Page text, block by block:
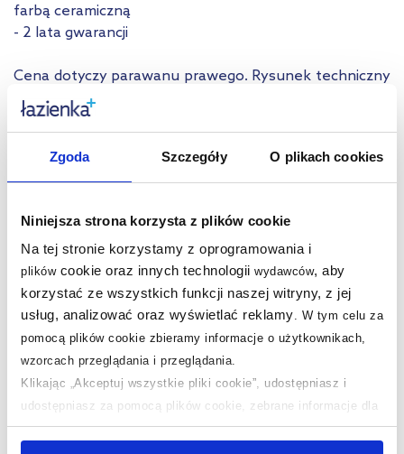
Zgoda Szczegóły O plikach cookies
Niniejsza strona korzysta z plików cookie
Na tej stronie korzystamy z oprogramowania i
plikówcookie oraz innych technologii wydawców, aby
korzystać ze wszystkich funkcji naszej witryny, z jej
usług, analizować oraz wyświetlać reklamy. W tym celu za
pomocą plików cookie zbieramy informacje o użytkownikach,
wzorcach przeglądania i przeglądania.
Klikając „Akceptuj wszystkie pliki cookie”, udostępniasz i
udostępniasz za pomocą plików cookie, zebrane informacje dla
użytkowników zewnętrznych, a także nasi partnerzy reklamowi.
farbą ceramiczną
- 2 lata gwarancji
Cena dotyczy parawanu prawego. Rysunek techniczny
przedstawia parawan lewy.
Dane techniczne
Superia Black
Rodzaj dwuczęściowy
Powłoka ochronna tak
Szerokość 100 cm
Wysokość 150 cm
Stronność prawostronny